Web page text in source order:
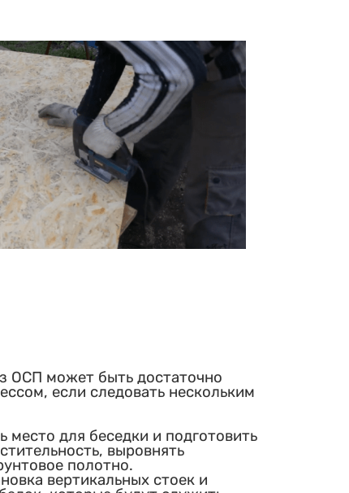
ОСП может быть достаточно
если следовать нескольким
для беседки и подготовить
выровнять
полотно.
вертикальных стоек и